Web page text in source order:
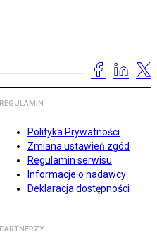
REGULAMIN
Polityka Prywatności
Zmiana ustawień zgód
Regulamin serwisu
Informacje o nadawcy
Deklaracja dostępności
PARTNERZY